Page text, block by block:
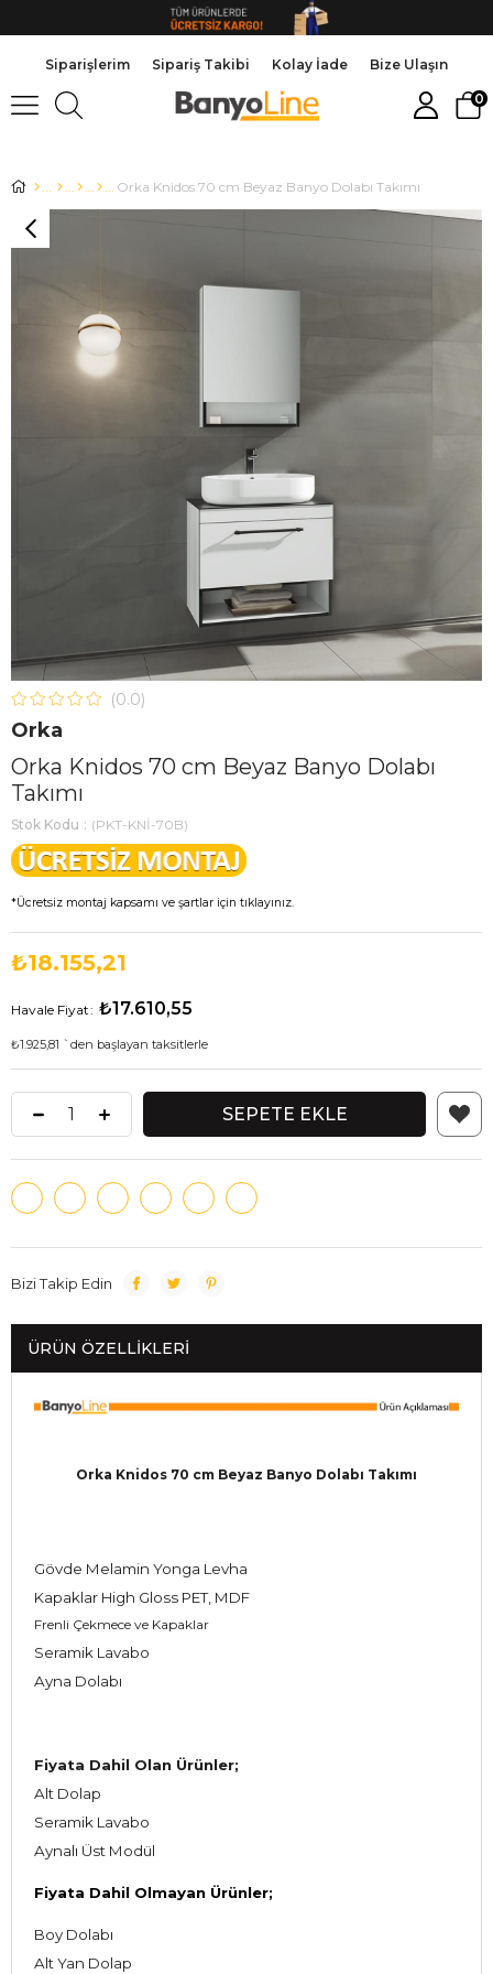
Siparişlerim Sipariş Takibi Kolay İade Bize Ulaşın
0
Orka Knidos 70 cm Beyaz Banyo Dolabı Takımı
0.0
Orka
Orka Knidos 70 cm Beyaz Banyo Dolabı
Takımı
Stok Kodu (PKT-KNİ-70B)
*Ücretsiz montaj kapsamı ve şartlar için tıklayınız.
₺18.155,21
Havale Fiyat: ₺17.610,55
₺1.925,81 `den başlayan taksitlerle
Bizi Takip Edin
ÜRÜN ÖZELLIKLERI
Orka Knidos 70 cm Beyaz Banyo Dolabı Takımı
Gövde Melamin Yonga Levha
Kapaklar High Gloss PET, MDF
Frenli Çekmece ve Kapaklar
Seramik Lavabo
Ayna Dolabı
Fiyata Dahil Olan Ürünler;
Alt Dolap
Seramik Lavabo
Aynalı Üst Modül
Fiyata Dahil Olmayan Ürünler;
Boy Dolabı
Alt Yan Dolap